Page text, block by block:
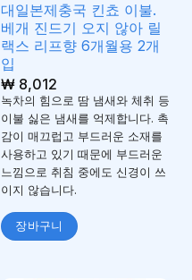
대일본제충국 킨쵸 이불.
베개 진드기 오지 않아 릴
랙스 리프향 6개월용 2개
입
₩8,012
녹차의 힘으로 땀 냄새와 체취 등
이불 싫은 냄새를 억제합니다. 촉
감이 매끄럽고 부드러운 소재를
사용하고 있기 때문에 부드러운
느낌으로 취침 중에도 신경이 쓰
이지 않습니다.
장바구니